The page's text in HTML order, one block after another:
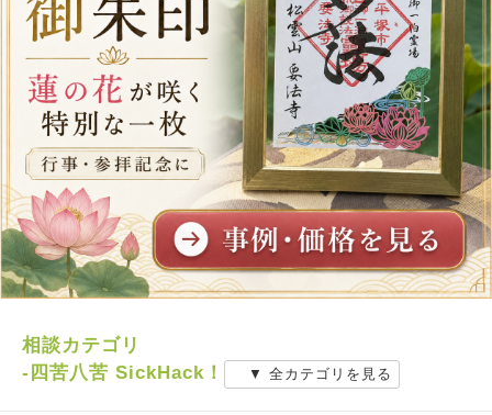
相談カテゴリ
-四苦八苦 SickHack！
▼ 全カテゴリを見る